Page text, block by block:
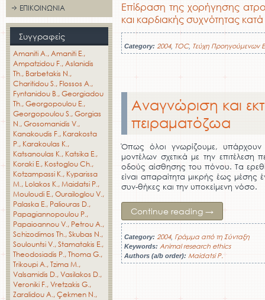
ΕΠΙΚΟΙΝΩΝΊΑ
Συγγραφείς
Amaniti A. Amaniti E.
Ampatzidou F. Aslanidis
Th. Barbetakis N.
Charitidou S. Flossos A.
Fyntanidou B. Georgiadou
Th. Georgopoulou E.
Georgopoulou S. Gorgias
N. Grosomanidis V.
Kanakoudis F. Karakosta
P. Karakoulas K.
Katsanoulas K. Katsika E.
Koraki E. Kostoglou Ch.
Kotzampassi K. Kyparissa
M. Lolakos K. Maidatsi P.
Mouloudi E. Ourailoglou V.
Palaska E. Paliouras D.
Papagiannopoulou P.
Papaioannou V. Petrou A.
Schizodimos Th. Skubas N.
Soulountsi V. Stamatakis E.
Theodosiadis P. Thoma G.
Trikoupi A. Tzima M.
Valsamidis D. Vasilakos D.
Veroniki F. Vretzakis G.
Zaralidou A. Çekmen N.
Επίδραση της χορήγησης
και καρδιακής συχνότητας
Category: 2004, TOC, Τεύχη Προηγούμενων
Αναγνώριση και
πειραματόζωα
Όπως όλοι γνωρίζουμε, υπάρχουν
μοντέλων σχετικά με την
οδούς αίσθησης του πόνου. Τα
είναι απαραίτητα μικρής έως μέσης
συν-θήκες και την υποκείμενη νόσο.
Continue reading →
Category: 2004, Γράμμα από τη Σύνταξη
Keywords: Animal research ethics
Authors (a/b order): Maidatsi P.